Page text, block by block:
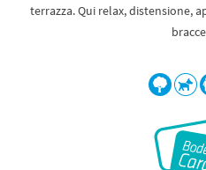
terrazza. Qui relax, distensione,